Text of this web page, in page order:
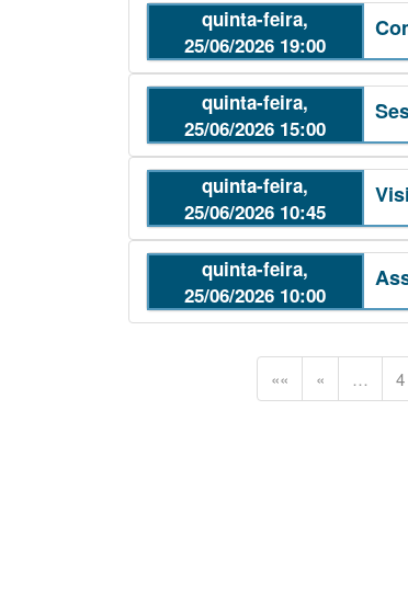
quinta-feira,
25/06/2026 19:00
quinta-feira,
25/06/2026 15:00
quinta-feira,
25/06/2026 10:45
quinta-feira,
25/06/2026 10:00
«« « … 4